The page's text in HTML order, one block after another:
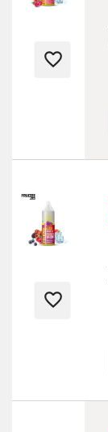
favorite_border
favorite_border